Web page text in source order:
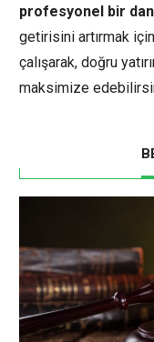
profesyonel bir
getirisini artırmak
çalışarak, doğru
maksimize